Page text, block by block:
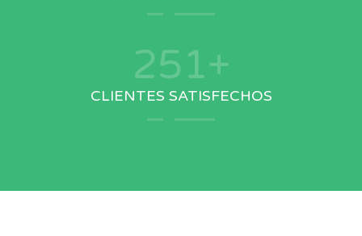
293+
CLIENTES SATISFECHOS